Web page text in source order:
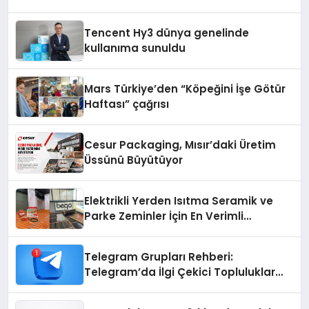
Tencent Hy3 dünya genelinde
kullanıma sunuldu
Mars Türkiye’den “Köpeğini İşe Götür
Haftası” çağrısı
Cesur Packaging, Mısır’daki Üretim
Üssünü Büyütüyor
Elektrikli Yerden Isıtma Seramik ve
Parke Zeminler İçin En Verimli
Telegram Grupları Rehberi:
Telegram’da İlgi Çekici Topluluklar